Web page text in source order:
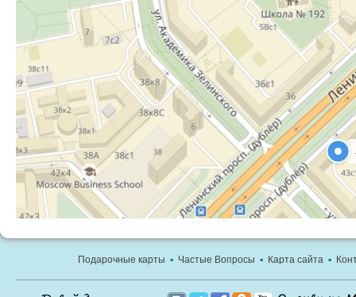
Подарочные карты ▪ Частые Вопросы ▪ Карта сайта ▪